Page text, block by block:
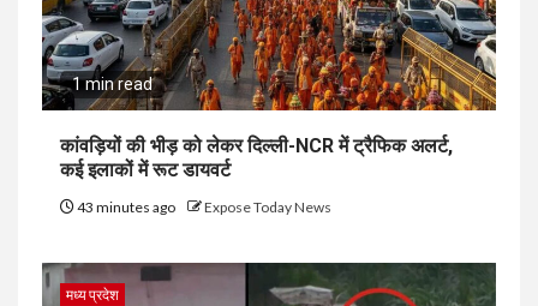
1 min read
कांवड़ियों की भीड़ को लेकर दिल्ली-NCR में ट्रैफिक अलर्ट,
कई इलाकों में रूट डायवर्ट
43 minutes ago Expose Today News
मध्य प्रदेश